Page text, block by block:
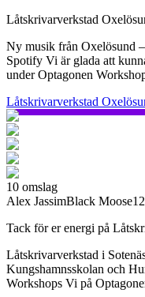
Låtskrivarverkstad
Ny musik från Oxelösund
Spotify Vi är glada att
under Optagonen
Låtskrivarverkstad
10 omslag
Alex JassimBlack Moose
Tack för er energi på
Låtskrivarverkstad i
Kungshamnsskolan och
Workshops Vi på